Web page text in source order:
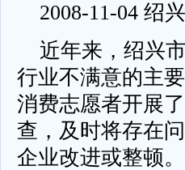
2008-11-04 绍
近年来，绍兴
行业不满意的主
消费志愿者开展
查，及时将存在
企业改进或整顿